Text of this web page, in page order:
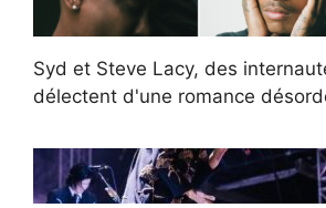
Syd et Steve Lacy, des
délectent d'une romance